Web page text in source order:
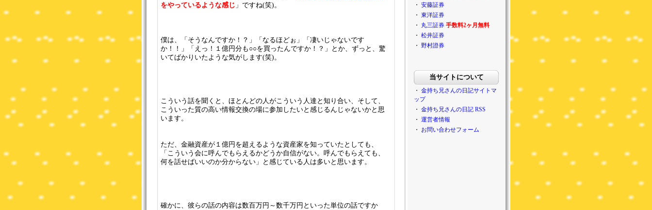
をやっているような感じ 」ですね(笑)。
僕は、「そうなんですか！？」「なるほどぉ」「凄いじゃないです
か！！」「えっ！１億円分も○○を買ったんですか！？」とか、ずっと、驚
いてばかりいたような気がします(笑)。
こういう話を聞くと、ほとんどの人がこういう人達と知り合い、そして、
こういった質の高い情報交換の場に参加したいと感じるんじゃないかと思
います。
ただ、金融資産が１億円を超えるような資産家を知っていたとしても、
「こういう会に呼んでもらえるかどうか自信がない。呼んでもらえても、
何を話せばいいのか分からない」と感じている人は多いと思います。
確かに、彼らの話の内容は数百万円～数千万円といった単位の話ですか
・ 安藤証券
・ 東洋証券
・ 丸三証券 手数料2ヶ月無料
・ 松井証券
・ 野村證券
当サイトについて
・ 金持ち兄さんの日記サイトマ
ップ
・ 金持ち兄さんの日記 RSS
・ 運営者情報
・ お問い合わせフォーム